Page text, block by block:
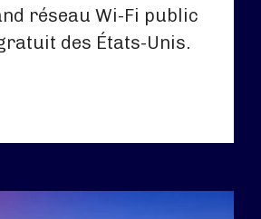
réseau Wi-Fi public
des États-Unis.